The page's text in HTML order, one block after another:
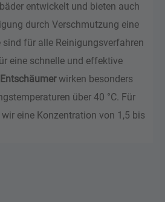
entwickelt und bieten auch
durch Verschmutzung eine
sind für alle Reinigungsverfahren
eine schnelle und effektive
Entschäumerwirken besonders
über 40 °C. Für
eine Konzentration von 1,5 bis